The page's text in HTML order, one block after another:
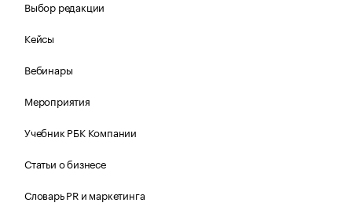
Выбор редакции
Кейсы
Вебинары
Мероприятия
Учебник РБК Компании
Статьи о бизнесе
Словарь PR и маркетинга